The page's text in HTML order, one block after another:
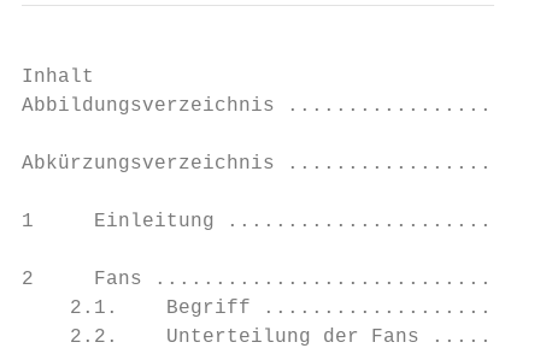
Inhalt
Abbildungsverzeichnis
Abkürzungsverzeichnis
1     Einleitung
2     Fans
2.1.    Begriff
2.2.    Unterteilung der Fans